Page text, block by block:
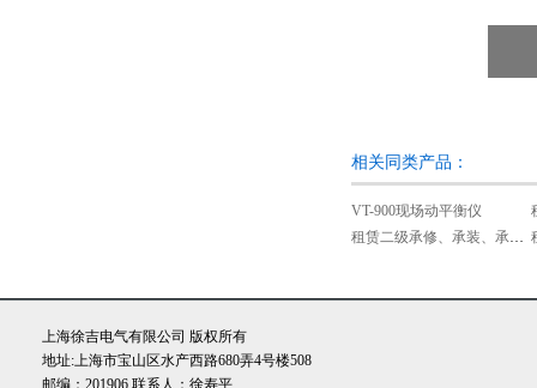
相关同类产品：
VT-900现场动平衡仪
租赁二级承修、承装、承试类资质试验设备
上海徐吉电气有限公司 版权所有
地址:上海市宝山区水产西路680弄4号楼508
邮编：201906 联系人：徐寿平